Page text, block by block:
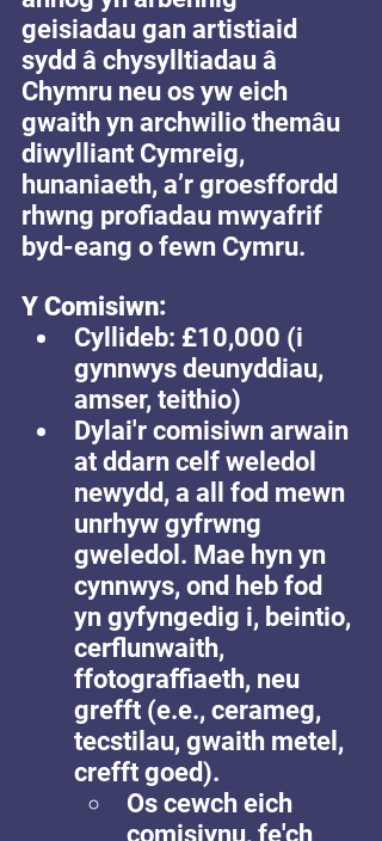
geisiadau gan artistiaid
sydd â chysylltiadau â
Chymru neu os yw eich
gwaith yn archwilio themâu
diwylliant Cymreig,
hunaniaeth, a’r groesffordd
rhwng profiadau mwyafrif
byd-eang o fewn Cymru.
Y Comisiwn:
Cyllideb: £10,000 (i
gynnwys deunyddiau,
amser, teithio)
Dylai'r comisiwn arwain
at ddarn celf weledol
newydd, a all fod mewn
unrhyw gyfrwng
gweledol. Mae hyn yn
cynnwys, ond heb fod
yn gyfyngedig i, beintio,
cerflunwaith,
ffotograffiaeth, neu
grefft (e.e., cerameg,
tecstilau, gwaith metel,
crefft goed).
Os cewch eich
comisiynu, fe'ch